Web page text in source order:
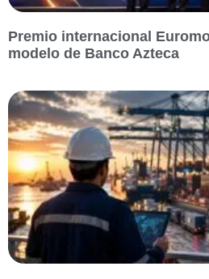
Premio internacional
modelo de Banco Azteca